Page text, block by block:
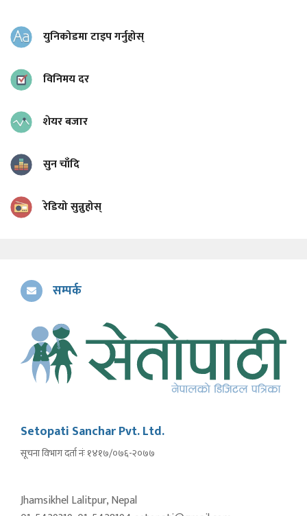
युनिकोडमा टाइप गर्नुहोस्
विनिमय दर
शेयर बजार
सुन चाँदि
रेडियो सुन्नुहोस्
सम्पर्क
Setopati Sanchar Pvt. Ltd.
सूचना विभाग दर्ता नंः १४१७/०७६-२०७७
Jhamsikhel Lalitpur, Nepal